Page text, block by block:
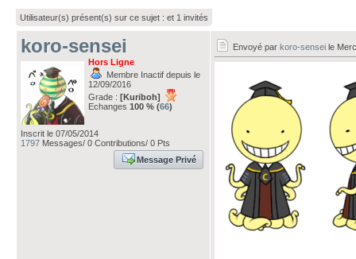
Utilisateur(s) présent(s) sur ce sujet : et 1 invités
koro-sensei
Hors Ligne
Membre Inactif depuis le
12/09/2016
Grade : [Kuriboh]
Echanges 100 % (66)
Inscrit le 07/05/2014
1797 Messages/ 0 Contributions/ 0 Pts
Message Privé
Envoyé par koro-sensei le